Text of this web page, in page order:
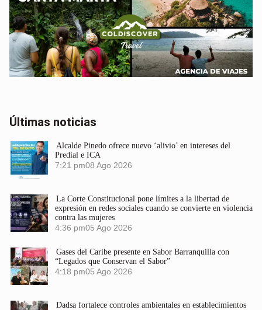
Últimas noticias
Alcalde Pinedo ofrece nuevo ‘alivio’ en intereses del
Predial e ICA
7:21 pm08 Ago 2026
La Corte Constitucional pone límites a la libertad de
expresión en redes sociales cuando se convierte en violencia
contra las mujeres
4:36 pm05 Ago 2026
Gases del Caribe presente en Sabor Barranquilla con
“Legados que Conservan el Sabor”
4:18 pm05 Ago 2026
Dadsa fortalece controles ambientales en establecimientos